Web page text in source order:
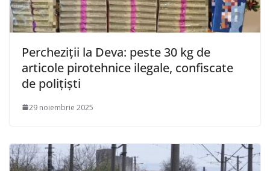
Percheziții la Deva: peste 30 kg de
articole pirotehnice ilegale, confiscate
de polițiști
29 noiembrie 2025